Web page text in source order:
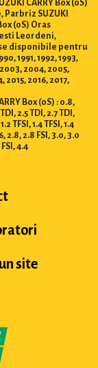
CARRY Box (0S)
Parbriz SUZUKI
(0S) Oras
Leordeni,
disponibile pentru
1991, 1992, 1993,
2003, 2004, 2005,
2015, 2016, 2017,
Box (0S) : 0.8,
2.5 TDI, 2.7 TDI,
TFSI, 1.4 TFSI, 1.4
2.8, 2.8 FSI, 3.0, 3.0
4.4
site